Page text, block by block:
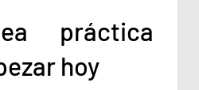
práctica
hoy